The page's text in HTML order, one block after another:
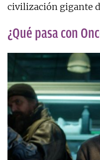
civilización gigante
¿Qué pasa con